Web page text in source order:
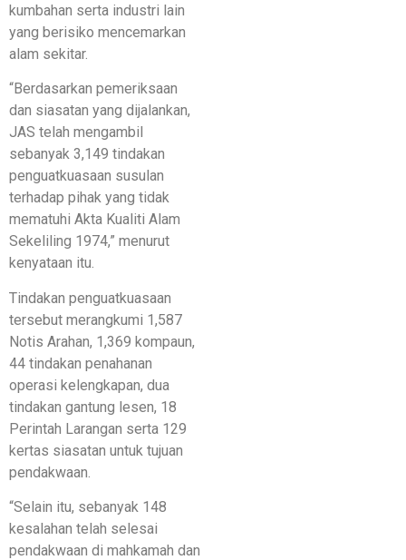
kumbahan serta industri lain
yang berisiko mencemarkan
alam sekitar.
“Berdasarkan pemeriksaan
dan siasatan yang dijalankan,
JAS telah mengambil
sebanyak 3,149 tindakan
penguatkuasaan susulan
terhadap pihak yang tidak
mematuhi Akta Kualiti Alam
Sekeliling 1974,” menurut
kenyataan itu.
Tindakan penguatkuasaan
tersebut merangkumi 1,587
Notis Arahan, 1,369 kompaun,
44 tindakan penahanan
operasi kelengkapan, dua
tindakan gantung lesen, 18
Perintah Larangan serta 129
kertas siasatan untuk tujuan
pendakwaan.
“Selain itu, sebanyak 148
kesalahan telah selesai
pendakwaan di mahkamah dan